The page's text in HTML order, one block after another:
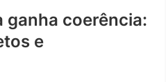
ganha coerência:
e